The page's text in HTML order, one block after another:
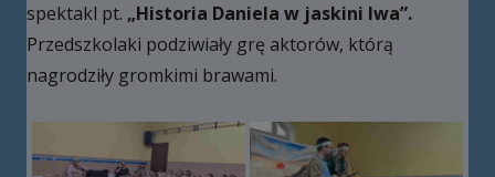
spektakl pt. „Historia Daniela w jaskini lwa”.
Przedszkolaki podziwiały grę aktorów, którą
nagrodziły gromkimi brawami.